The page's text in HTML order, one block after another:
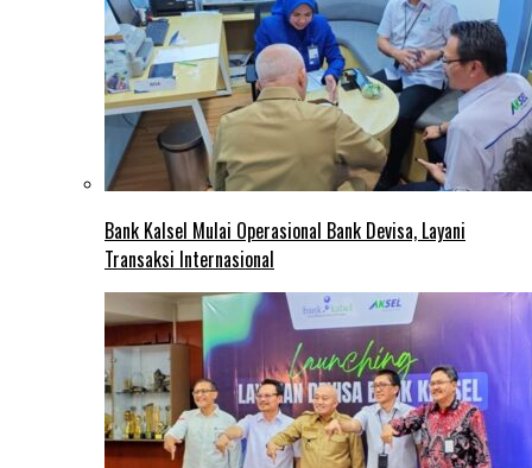
Bank Kalsel Mulai Operasional Bank Devisa, Layani
Transaksi Internasional